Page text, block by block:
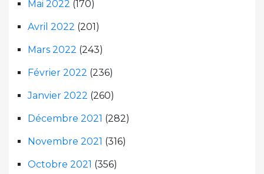
Mai 2022 (170)
Avril 2022 (201)
Mars 2022 (243)
Février 2022 (236)
Janvier 2022 (260)
Décembre 2021 (282)
Novembre 2021 (316)
Octobre 2021 (356)